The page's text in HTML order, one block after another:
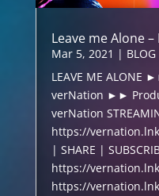
Leave me Alone
Mar 5, 2021 | BLOG
LEAVE ME ALONE
verNation ►►
verNation
https://
| SHARE |
https://
https://